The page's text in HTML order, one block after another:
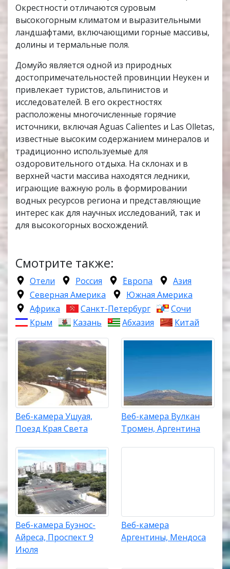
Окрестности отличаются суровым
высокогорным климатом и выразительными
ландшафтами, включающими горные массивы,
долины и термальные поля.
Домуйо является одной из природных
достопримечательностей провинции Неукен и
привлекает туристов, альпинистов и
исследователей. В его окрестностях
расположены многочисленные горячие
источники, включая Aguas Calientes и Las Olletas,
известные высоким содержанием минералов и
традиционно используемые для
оздоровительного отдыха. На склонах и в
верхней части массива находятся ледники,
играющие важную роль в формировании
водных ресурсов региона и представляющие
интерес как для научных исследований, так и
для высокогорных восхождений.
Смотрите также:
Отели Россия Европа
Азия
Северная Америка
Южная Америка
Африка
Санкт-Петербург
Сочи
Крым
Казань Абхазия Китай
Веб-камера Ушуая,
Поезд Края Света
Веб-камера Вулкан
Тромен, Аргентина
Веб-камера Буэнос-
Айреса, Проспект 9
Июля
Веб-камера
Аргентины, Мендоса